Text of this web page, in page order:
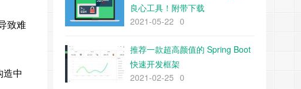
致难
造中
良心工具！附带下载
2021-05-22 0
推荐一款超高颜值的 Spring Boot
快速开发框架
2021-02-25 0